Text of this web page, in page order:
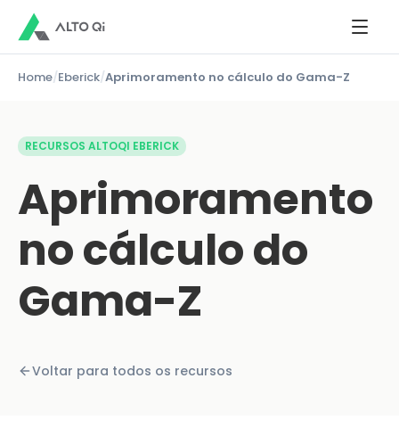
Home/Eberick/Aprimoramento no cálculo do Gama-Z
RECURSOS ALTOQI EBERICK
Aprimoramento
no cálculo do
Gama-Z
Voltar para todos os recursos